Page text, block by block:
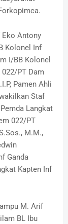
Antony
Kolonel Inf
I/BB Kolonel
PT Dam
Pamen Ahli
Staf
Langkat
022/PT
M.M.,
Ganda
Kapten Inf
M. Arif
BL Ibu